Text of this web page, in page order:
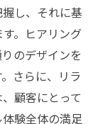
し、それに基
。ヒアリング
のデザインを
さらに、リラ
顧客にとって
験全体の満足